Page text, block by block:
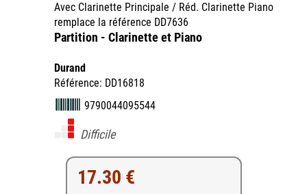
Avec Clarinette Principale / Réd. Clarinette Piano
remplace la référence DD7636
Partition - Clarinette et Piano
Durand
Référence: DD16818
9790044095544
Difficile
17.30 €